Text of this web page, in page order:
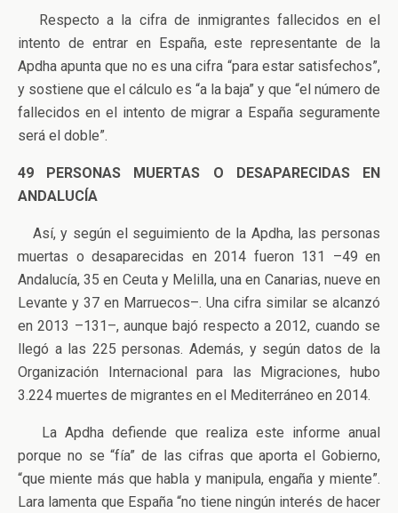
Respecto a la cifra de inmigrantes fallecidos en el
intento de entrar en España, este representante de la
Apdha apunta que no es una cifra “para estar satisfechos”,
y sostiene que el cálculo es “a la baja” y que “el número de
fallecidos en el intento de migrar a España seguramente
será el doble”.
49 PERSONAS MUERTAS O DESAPARECIDAS EN
ANDALUCÍA
Así, y según el seguimiento de la Apdha, las personas
muertas o desaparecidas en 2014 fueron 131 –49 en
Andalucía, 35 en Ceuta y Melilla, una en Canarias, nueve en
Levante y 37 en Marruecos–. Una cifra similar se alcanzó
en 2013 –131–, aunque bajó respecto a 2012, cuando se
llegó a las 225 personas. Además, y según datos de la
Organización Internacional para las Migraciones, hubo
3.224 muertes de migrantes en el Mediterráneo en 2014.
La Apdha defiende que realiza este informe anual
porque no se “fía” de las cifras que aporta el Gobierno,
“que miente más que habla y manipula, engaña y miente”.
Lara lamenta que España “no tiene ningún interés de hacer